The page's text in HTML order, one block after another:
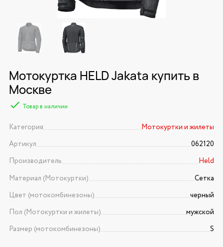
Мотокуртка HELD Jakata купить в
Москве
Товар в наличии
Категория
Мотокуртки и жилеты
Артикул
062120
Производитель
Held
Материал (Мотокуртки)
Сетка
Цвет (мотокомбинезоны)
черный
Пол (Мотокуртки и жилеты)
мужской
Размер (мотокомбинезоны)
S